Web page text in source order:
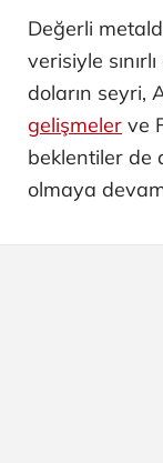
Değerli
verisiyle
doların seyri,
gelişmeler ve
beklentiler de
olmaya